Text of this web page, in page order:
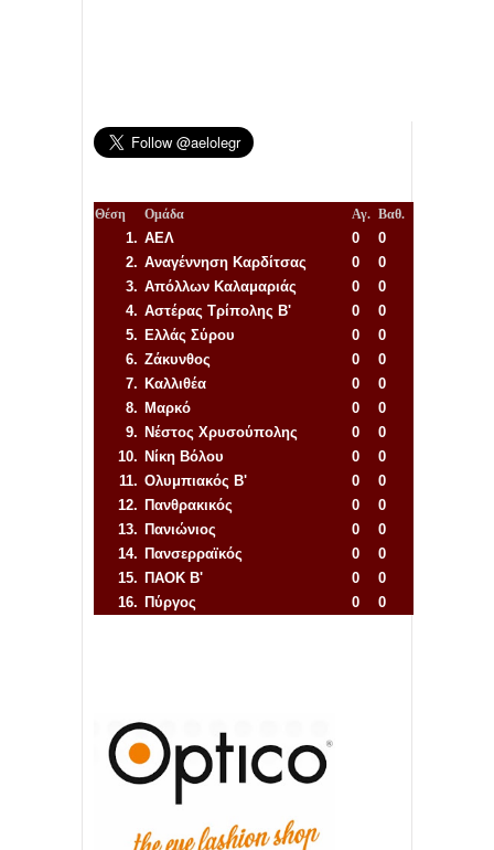
Θέση Ομάδα Αγ. Βαθ.
1. ΑΕΛ 0
0
2. Αναγέννηση Καρδίτσας 0
0
3. Απόλλων Καλαμαριάς 0
0
4. Αστέρας Τρίπολης Β' 0
0
5. Ελλάς Σύρου 0
0
6. Ζάκυνθος 0
0
7. Καλλιθέα 0
0
8. Μαρκό 0
0
9. Νέστος Χρυσούπολης 0
0
10. Νίκη Βόλου 0
0
11. Ολυμπιακός Β' 0
0
12. Πανθρακικός 0
0
13. Πανιώνιος 0
0
14. Πανσερραϊκός 0
0
15. ΠΑΟΚ Β' 0
0
16. Πύργος 0
0